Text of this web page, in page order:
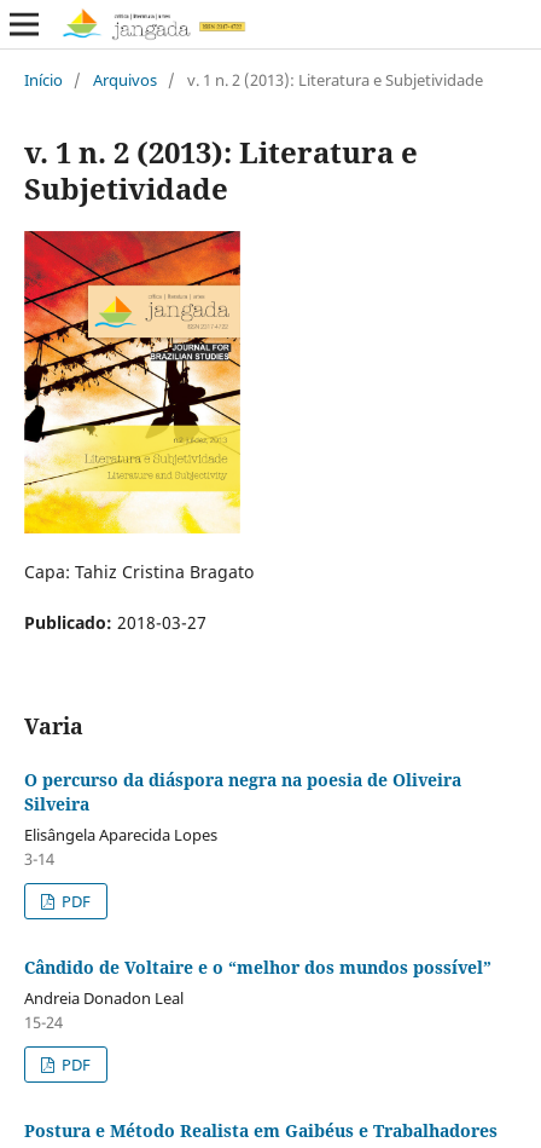
Início / Arquivos / v. 1 n. 2 (2013): Literatura e Subjetividade
v. 1 n. 2 (2013): Literatura e
Subjetividade
Capa: Tahiz Cristina Bragato
Publicado: 2018-03-27
Varia
O percurso da diáspora negra na poesia de Oliveira
Silveira
Elisângela Aparecida Lopes
3-14
PDF
Cândido de Voltaire e o “melhor dos mundos possível”
Andreia Donadon Leal
15-24
PDF
Postura e Método Realista em Gaibéus e Trabalhadores